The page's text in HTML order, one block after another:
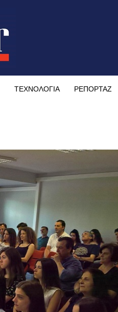
ΤΕΧΝΟΛΟΓΙΑ ΡΕΠΟΡΤΑΖ